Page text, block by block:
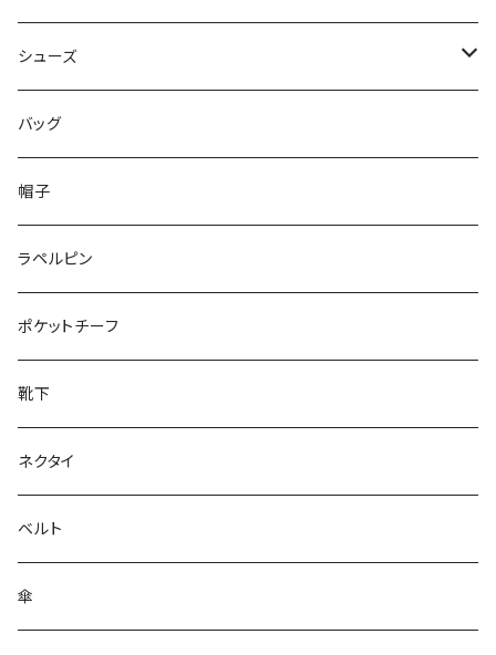
50/XL～
48/L
50/XL～
46/M
48/L
50/XL～
～44/S
46/M
48/L
50/XL～
シューズ
～25.5cm
26cm～
27cm～
28cm～
バッグ
帽子
ラペルピン
ポケットチーフ
靴下
ネクタイ
ベルト
傘